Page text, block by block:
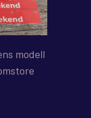
modell